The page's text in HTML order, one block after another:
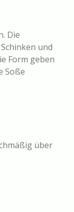
Die
und
Form geben
Soße
über